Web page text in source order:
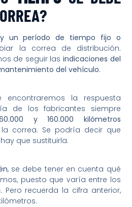
un período de tiempo fijo o
la correa de distribución.
de seguir lasindicaciones del
del vehículo.
encontraremos la respuesta
de los fabricantes siempre
y 160.000 kilómetros
correa. Se podría decir que
hay que sustituirla.
, se debe tener en cuenta qué
puesto que varía entre los
recuerda la cifra anterior,